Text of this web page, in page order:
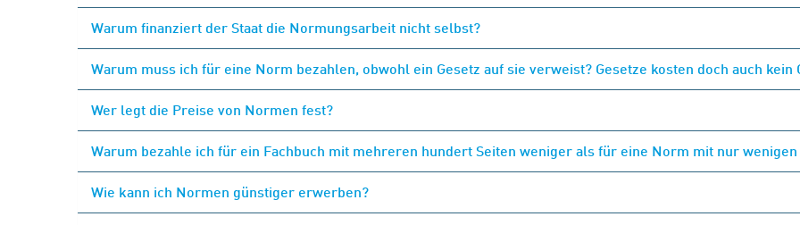
Warum finanziert der Staat die Normungsarbeit nicht selbst?
Warum muss ich für eine Norm bezahlen, obwohl ein Gesetz auf sie verweist? Gesetze kosten doch auch kein
Wer legt die Preise von Normen fest?
Warum bezahle ich für ein Fachbuch mit mehreren hundert Seiten weniger als für eine Norm mit nur wenigen
Wie kann ich Normen günstiger erwerben?